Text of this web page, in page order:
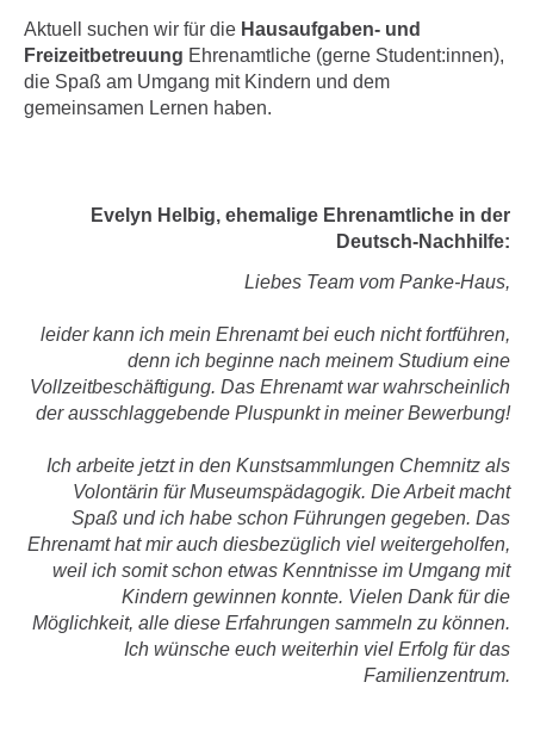
Aktuell suchen wir für die Hausaufgaben- und
Freizeitbetreuung Ehrenamtliche (gerne Student:innen),
die Spaß am Umgang mit Kindern und dem
gemeinsamen Lernen haben.
Evelyn Helbig, ehemalige Ehrenamtliche in der
Deutsch-Nachhilfe:
Liebes Team vom Panke-Haus,
leider kann ich mein Ehrenamt bei euch nicht fortführen,
denn ich beginne nach meinem Studium eine
Vollzeitbeschäftigung. Das Ehrenamt war wahrscheinlich
der ausschlaggebende Pluspunkt in meiner Bewerbung!
Ich arbeite jetzt in den Kunstsammlungen Chemnitz als
Volontärin für Museumspädagogik. Die Arbeit macht
Spaß und ich habe schon Führungen gegeben. Das
Ehrenamt hat mir auch diesbezüglich viel weitergeholfen,
weil ich somit schon etwas Kenntnisse im Umgang mit
Kindern gewinnen konnte. Vielen Dank für die
Möglichkeit, alle diese Erfahrungen sammeln zu können.
Ich wünsche euch weiterhin viel Erfolg für das
Familienzentrum.